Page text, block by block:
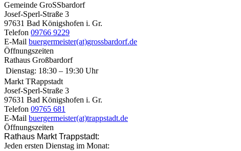
Gemeinde GroSSbardorf
Josef-Sperl-Straße 3
97631 Bad Königshofen i. Gr.
Telefon 09766 9229
E-Mail buergermeister(at)grossbardorf.de
Öffnungszeiten
Rathaus Großbardorf
Dienstag: 18:30 – 19:30 Uhr
Markt TRappstadt
Josef-Sperl-Straße 3
97631 Bad Königshofen i. Gr.
Telefon 09765 681
E-Mail buergermeister(at)trappstadt.de
Öffnungszeiten
Rathaus Markt Trappstadt:
Jeden ersten Dienstag im Monat: